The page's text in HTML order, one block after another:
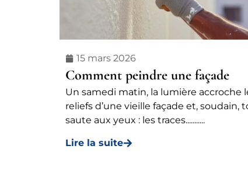
15 mars 2026
Comment peindre une façade
Un samedi matin, la lumière accroche
reliefs d’une vieille façade et, soudain,
saute aux yeux : les traces...........
Lire la suite